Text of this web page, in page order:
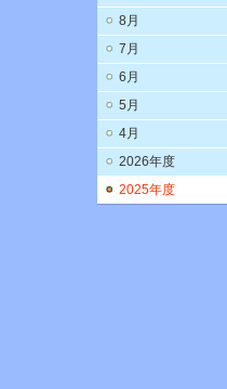
8月
7月
6月
5月
4月
2026年度
2025年度